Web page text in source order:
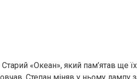
«Океан», який пам’ятав ще